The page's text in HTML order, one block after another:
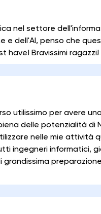
nel settore
e dell'AI, penso che
have! Bravissimi ragazzi!
utilissimo per avere
delle potenzialità di
nelle mie attività
ingegneri informatici,
grandissima